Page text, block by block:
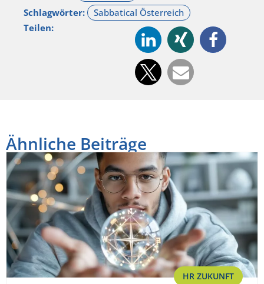
Schlagwörter:
Teilen:
Ähnliche Beiträge
HR ZUKUNFT